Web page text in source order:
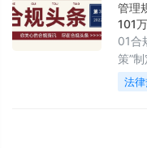
管理
101万
01合
策”
企业
进碳
法